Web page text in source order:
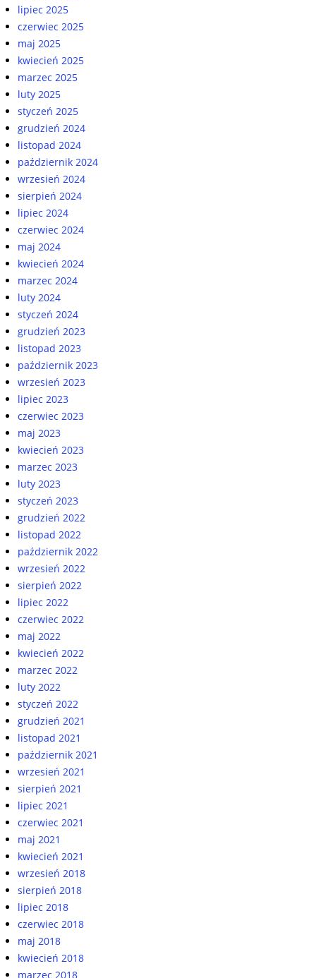
lipiec 2025
czerwiec 2025
maj 2025
kwiecień 2025
marzec 2025
luty 2025
styczeń 2025
grudzień 2024
listopad 2024
październik 2024
wrzesień 2024
sierpień 2024
lipiec 2024
czerwiec 2024
maj 2024
kwiecień 2024
marzec 2024
luty 2024
styczeń 2024
grudzień 2023
listopad 2023
październik 2023
wrzesień 2023
lipiec 2023
czerwiec 2023
maj 2023
kwiecień 2023
marzec 2023
luty 2023
styczeń 2023
grudzień 2022
listopad 2022
październik 2022
wrzesień 2022
sierpień 2022
lipiec 2022
czerwiec 2022
maj 2022
kwiecień 2022
marzec 2022
luty 2022
styczeń 2022
grudzień 2021
listopad 2021
październik 2021
wrzesień 2021
sierpień 2021
lipiec 2021
czerwiec 2021
maj 2021
kwiecień 2021
wrzesień 2018
sierpień 2018
lipiec 2018
czerwiec 2018
maj 2018
kwiecień 2018
marzec 2018